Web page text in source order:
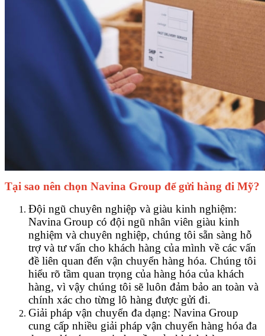
Tại sao nên chọn Navina Group để gửi hàng đi Mỹ?
Đội ngũ chuyên nghiệp và giàu kinh nghiệm:
Navina Group có đội ngũ nhân viên giàu kinh
nghiệm và chuyên nghiệp, chúng tôi sẵn sàng hỗ
trợ và tư vấn cho khách hàng của mình về các vấn
đề liên quan đến vận chuyển hàng hóa. Chúng tôi
hiểu rõ tầm quan trọng của hàng hóa của khách
hàng, vì vậy chúng tôi sẽ luôn đảm bảo an toàn và
chính xác cho từng lô hàng được gửi đi.
Giải pháp vận chuyển đa dạng: Navina Group
cung cấp nhiều giải pháp vận chuyển hàng hóa đa